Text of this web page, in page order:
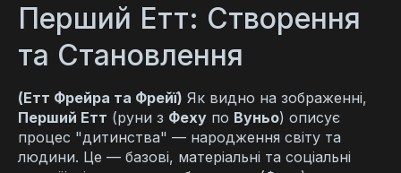
Перший Етт: Створення
та Становлення
(Етт Фрейра та Фрейї) Як видно на зображенні,
Перший Етт (руни з Феху по Вуньо) описує
процес "дитинства" — народження світу та
людини. Це — базові, матеріальні та соціальні